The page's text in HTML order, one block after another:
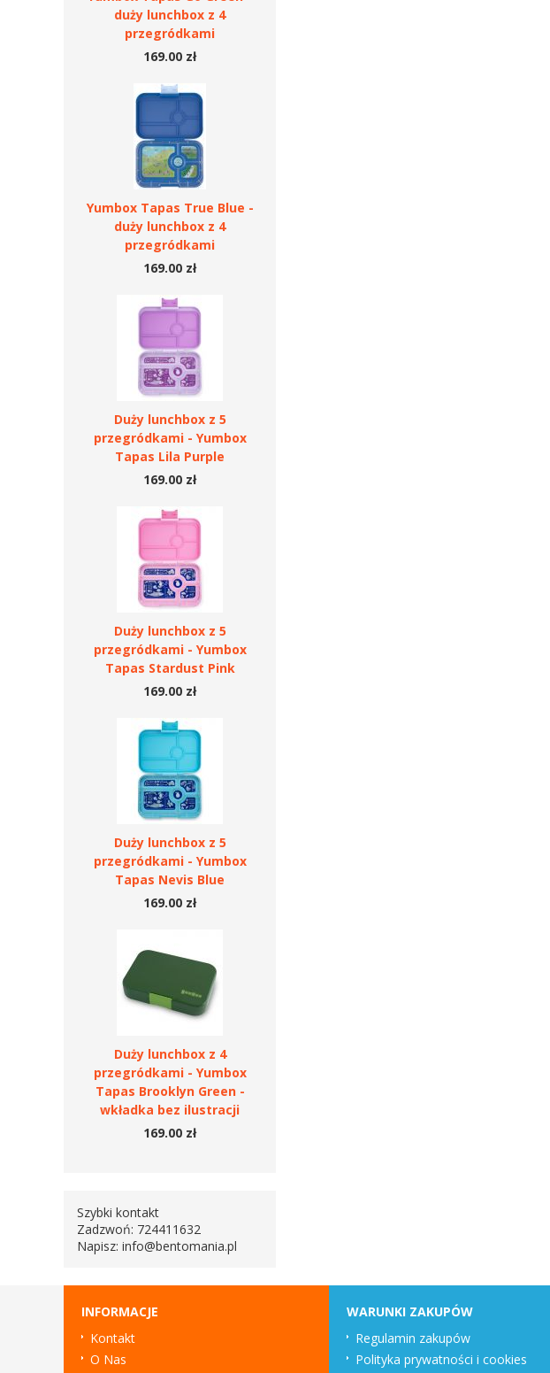
duży lunchbox z 4
przegródkami
169.00 zł
Yumbox Tapas True Blue -
duży lunchbox z 4
przegródkami
169.00 zł
Duży lunchbox z 5
przegródkami - Yumbox
Tapas Lila Purple
169.00 zł
Duży lunchbox z 5
przegródkami - Yumbox
Tapas Stardust Pink
169.00 zł
Duży lunchbox z 5
przegródkami - Yumbox
Tapas Nevis Blue
169.00 zł
Duży lunchbox z 4
przegródkami - Yumbox
Tapas Brooklyn Green -
wkładka bez ilustracji
169.00 zł
Szybki kontakt
Zadzwoń: 724411632
Napisz: info@bentomania.pl
INFORMACJE
Kontakt
O Nas
WARUNKI ZAKUPÓW
Regulamin zakupów
Polityka prywatności i cookies